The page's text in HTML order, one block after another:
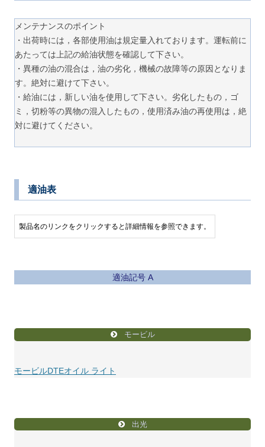
メンテナンスのポイント
・出荷時には，各部使用油は規定量入れております。運転前に
あたっては上記の給油状態を確認して下さい。
・異種の油の混合は，油の劣化，機械の故障等の原因となりま
す。絶対に避けて下さい。
・給油には，新しい油を使用して下さい。劣化したもの，ゴ
ミ，切粉等の異物の混入したもの，使用済み油の再使用は，絶
対に避けてください。
適油表
製品名のリンクをクリックすると詳細情報を参照できます。
適油記号 A
モービル
モービルDTEオイル ライト
出光